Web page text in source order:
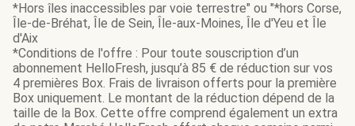
*Hors îles inaccessibles par voie terrestre" ou "*hors Corse,
Île-de-Bréhat, Île de Sein, Île-aux-Moines, Île d'Yeu et Île
d'Aix
*Conditions de l'offre : Pour toute souscription d’un
abonnement HelloFresh, jusqu’à 85 € de réduction sur vos
4 premières Box. Frais de livraison offerts pour la première
Box uniquement. Le montant de la réduction dépend de la
taille de la Box. Cette offre comprend également un extra